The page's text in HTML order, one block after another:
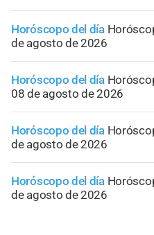
Horóscopo del día
de agosto de 2026
Horóscopo del día
08 de agosto de 2026
Horóscopo del día
de agosto de 2026
Horóscopo del día
de agosto de 2026